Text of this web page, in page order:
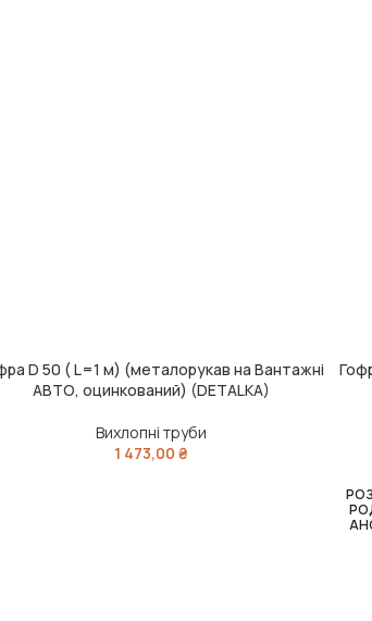
В КОШИК
D 50 ( L=1 м) (металорукав на Вантажні
АВТО, оцинкований) (DETALKA)
Вихлопні труби
1 473,00₴